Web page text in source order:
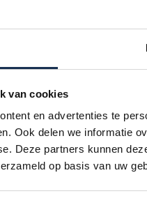
van cookies
en advertenties te
Ook delen we informatie
Deze partners kunnen
op basis van uw
pasvorm.
wij de accu minimaal eens
tot ongeveer50–75%voordat